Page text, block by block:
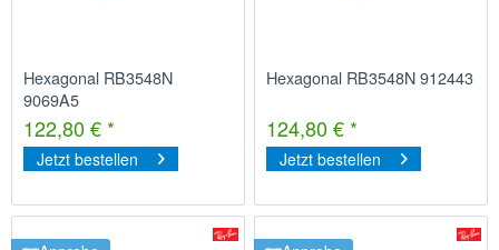
Hexagonal RB3548N
9069A5
122,80 € *
Jetzt bestellen
Hexagonal RB3548N 912443
124,80 € *
Jetzt bestellen